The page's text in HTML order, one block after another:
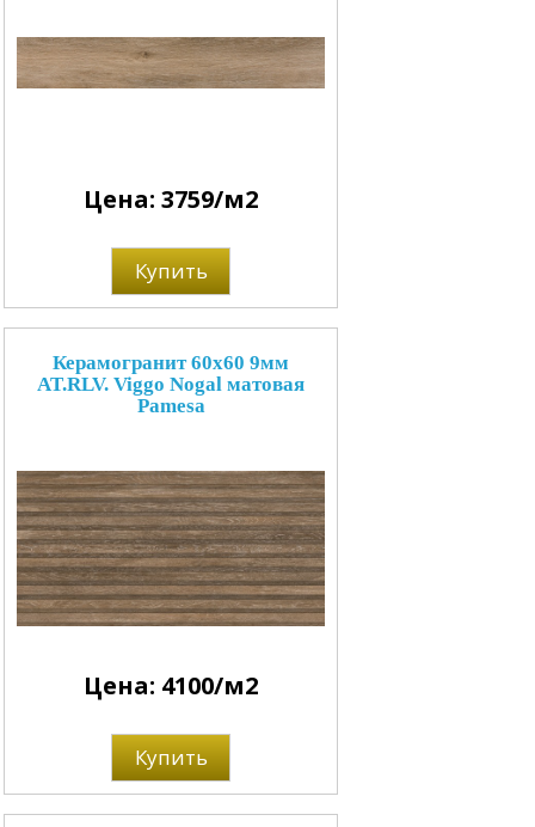
Цена: 3759/м2
Купить
Керамогранит 60x60 9мм
AT.RLV. Viggo Nogal матовая
Pamesa
Цена: 4100/м2
Купить